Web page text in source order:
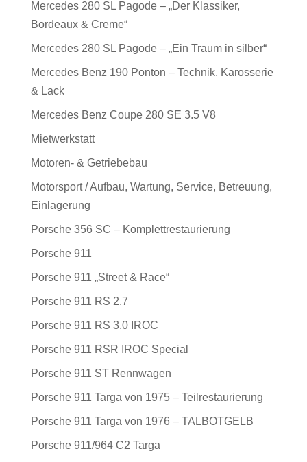
Mercedes 280 SL Pagode – „Der Klassiker,
Bordeaux & Creme“
Mercedes 280 SL Pagode – „Ein Traum in silber“
Mercedes Benz 190 Ponton – Technik, Karosserie
& Lack
Mercedes Benz Coupe 280 SE 3.5 V8
Mietwerkstatt
Motoren- & Getriebebau
Motorsport / Aufbau, Wartung, Service, Betreuung,
Einlagerung
Porsche 356 SC – Komplettrestaurierung
Porsche 911
Porsche 911 „Street & Race“
Porsche 911 RS 2.7
Porsche 911 RS 3.0 IROC
Porsche 911 RSR IROC Special
Porsche 911 ST Rennwagen
Porsche 911 Targa von 1975 – Teilrestaurierung
Porsche 911 Targa von 1976 – TALBOTGELB
Porsche 911/964 C2 Targa